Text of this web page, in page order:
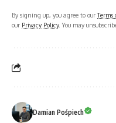
By signing up, you agree to ourTerms
our Privacy Policy. You may
Damian Pośpiech